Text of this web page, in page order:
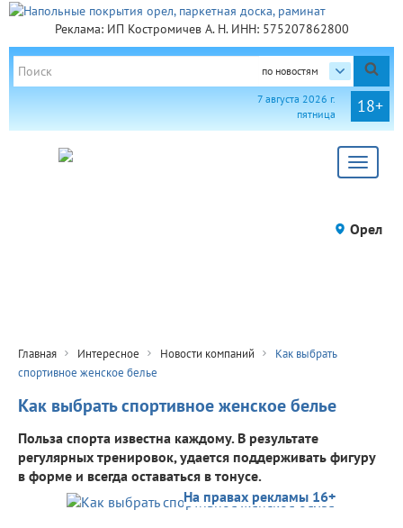
Реклама: ИП Костромичев А. Н. ИНН: 575207862800
по новостям
18+
7 августа 2026 г.
пятница
Toggle
Орел
Главная Интересное Новости компаний
Как выбрать
спортивное женское белье
Как выбрать спортивное женское белье
Польза спорта известна каждому. В результате
регулярных тренировок, удается поддерживать фигуру
в форме и всегда оставаться в тонусе.
На правах рекламы 16+